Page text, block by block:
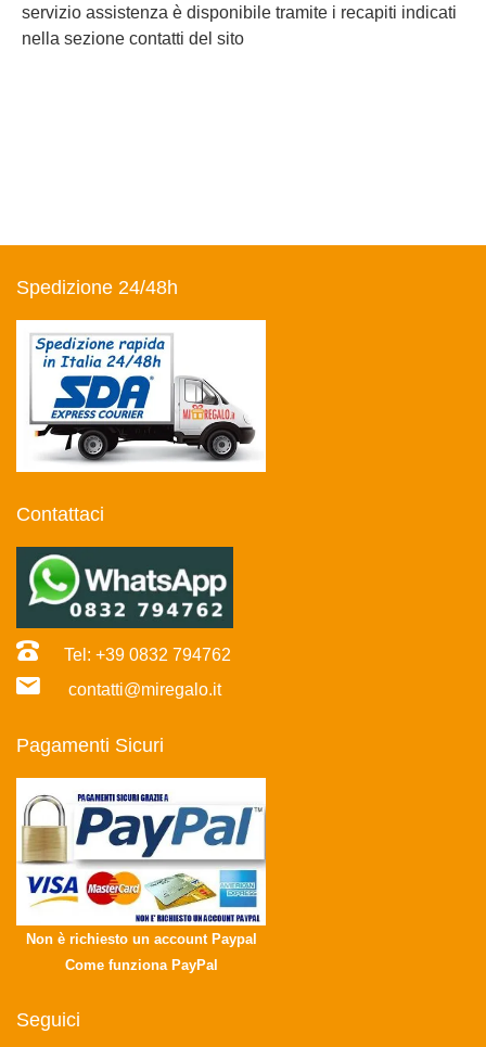
servizio assistenza è disponibile tramite i recapiti indicati
nella sezione contatti del sito
Spedizione 24/48h
Contattaci
Tel: +39 0832 794762
contatti@miregalo.it
Pagamenti Sicuri
Non è richiesto un account Paypal
Come funziona PayPal
Seguici